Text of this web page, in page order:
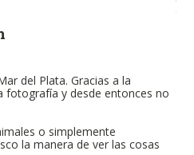
en
del Plata. Gracias a la
fotografía y desde entonces no
o simplemente
la manera de ver las cosas